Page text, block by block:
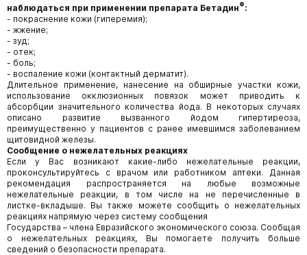
наблюдаться при применении препарата Бетадин®:
- покраснение кожи (гиперемия);
- жжение;
- зуд;
- отек;
- боль;
- воспаление кожи (контактный дерматит).
Длительное применение, нанесение на обширные участки кожи,
использование окклюзионных повязок может приводить к
абсорбции значительного количества йода. В некоторых случаях
описано развитие вызванного йодом гипертиреоза,
преимущественно у пациентов с ранее имевшимся заболеванием
щитовидной железы.
Сообщение о нежелательных реакциях
Если у Вас возникают какие-либо нежелательные реакции,
проконсультируйтесь с врачом или работником аптеки. Данная
рекомендация распространяется на любые возможные
нежелательные реакции, в том числе на не перечисленные в
листке-вкладыше. Вы также можете сообщить о нежелательных
реакциях напрямую через систему сообщения
Государства – члена Евразийского экономического союза. Сообщая
о нежелательных реакциях, Вы помогаете получить больше
сведений о безопасности препарата.